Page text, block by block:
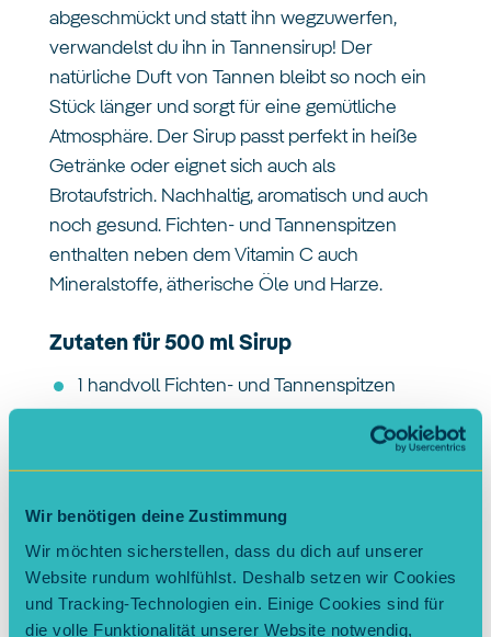
Wir benötigen deine Zustimmung
Wir möchten sicherstellen, dass du dich auf unserer
Website rundum wohlfühlst. Deshalb setzen wir Cookies
und Tracking-Technologien ein. Einige Cookies sind für
die volle Funktionalität unserer Website notwendig,
abgeschmückt und statt ihn wegzuwerfen,
verwandelst du ihn in Tannensirup! Der
natürliche Duft von Tannen bleibt so noch ein
Stück länger und sorgt für eine gemütliche
Atmosphäre. Der Sirup passt perfekt in heiße
Getränke oder eignet sich auch als
Brotaufstrich. Nachhaltig, aromatisch und auch
noch gesund. Fichten- und Tannenspitzen
enthalten neben dem Vitamin C auch
Mineralstoffe, ätherische Öle und Harze.
Zutaten für 500 ml Sirup
1 handvoll Fichten- und Tannenspitzen
Schritt für Schritt
Triebspitzen in ein Schraubglas geben